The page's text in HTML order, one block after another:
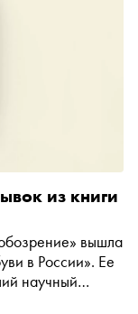
из книги
вышла
в России». Ее
научный